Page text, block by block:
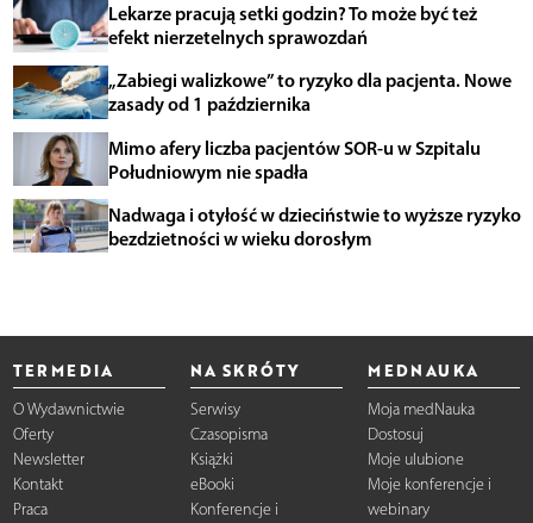
Lekarze pracują setki godzin? To może być też
efekt nierzetelnych sprawozdań
„Zabiegi walizkowe” to ryzyko dla pacjenta. Nowe
zasady od 1 października
Mimo afery liczba pacjentów SOR-u w Szpitalu
Południowym nie spadła
Nadwaga i otyłość w dzieciństwie to wyższe ryzyko
bezdzietności w wieku dorosłym
TERMEDIA
O Wydawnictwie
Oferty
Newsletter
Kontakt
Praca
NA SKRÓTY
Serwisy
Czasopisma
Książki
eBooki
Konferencje i
MEDNAUKA
Moja medNauka
Dostosuj
Moje ulubione
Moje konferencje i
webinary